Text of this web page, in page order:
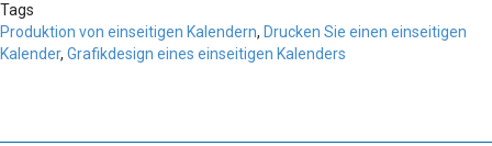
Tags
Produktion von einseitigen Kalendern, Drucken Sie einen einseitigen
Kalender, Grafikdesign eines einseitigen Kalenders